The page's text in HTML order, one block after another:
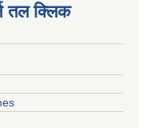
तल क्लिक